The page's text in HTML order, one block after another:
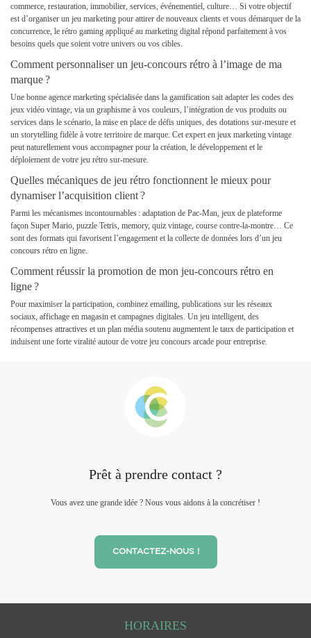
commerce, restauration, immobilier, services, événementiel, culture… Si votre objectif
est d’organiser un jeu marketing pour attirer de nouveaux clients et vous démarquer de la
concurrence, le rétro gaming appliqué au marketing digital répond parfaitement à vos
besoins quels que soient votre univers ou vos cibles.
Comment personnaliser un jeu-concours rétro à l’image de ma
marque ?
Une bonne agence marketing spécialisée dans la gamification sait adapter les codes des
jeux vidéo vintage, via un graphisme à vos couleurs, l’intégration de vos produits ou
services dans le scénario, la mise en place de défis uniques, des dotations sur-mesure et
un storytelling fidèle à votre territoire de marque. Cet expert en jeux marketing vintage
peut naturellement vous accompagner pour la création, le développement et le
déploiement de votre jeu rétro sur-mesure.
Quelles mécaniques de jeu rétro fonctionnent le mieux pour
dynamiser l’acquisition client ?
Parmi les mécanismes incontournables : adaptation de Pac-Man, jeux de plateforme
façon Super Mario, puzzle Tetris, memory, quiz vintage, course contre-la-montre… Ce
sont des formats qui favorisent l’engagement et la collecte de données lors d’un jeu
concours rétro en ligne.
Comment réussir la promotion de mon jeu-concours rétro en
ligne ?
Pour maximiser la participation, combinez emailing, publications sur les réseaux
sociaux, affichage en magasin et campagnes digitales. Un jeu intelligent, des
récompenses attractives et un plan média soutenu augmentent le taux de participation et
induisent une forte viralité autour de votre jeu concours arcade pour entreprise.
Prêt à prendre contact ?
Vous avez une grande idée ? Nous vous aidons à la concrétiser !
CONTACTEZ-NOUS !
HORAIRES